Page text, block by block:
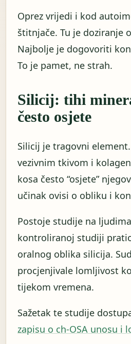
Oprez vrijedi i kod
štitnjače. Tu je doziranje
Najbolje je dogovoriti
To je pamet, ne strah.
Silicij: tihi
često osjete
Silicij je tragovni
vezivnim tkivom i
kosa često “osjete”
učinak ovisi o obliku i
Postoje studije na
kontroliranoj studiji
oralnog oblika silicija.
procjenjivale lomljivost
tijekom vremena.
Sažetak te studije
zapisu o ch-OSA unosu i